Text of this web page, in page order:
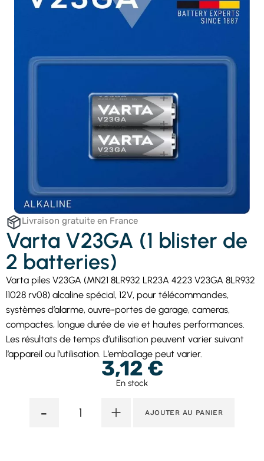
Livraison gratuite en France
Varta V23GA (1 blister de
2 batteries)
Varta piles V23GA (MN21 8LR932 LR23A 4223 V23GA 8LR932
l1028 rv08) alcaline spécial, 12V, pour télécommandes,
systèmes d’alarme, ouvre-portes de garage, cameras,
compactes, longue durée de vie et hautes performances.
Les résultats de temps d’utilisation peuvent varier suivant
l’appareil ou l’utilisation. L’emballage peut varier.
3,12 €
En stock
- + AJOUTER AU PANIER